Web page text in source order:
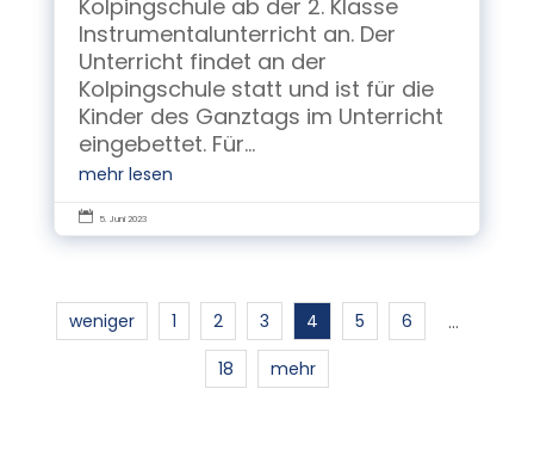
Kolpingschule ab der 2. Klasse
Instrumentalunterricht an. Der
Unterricht findet an der
Kolpingschule statt und ist für die
Kinder des Ganztags im Unterricht
eingebettet. Für...
mehr lesen
 5. Juni 2023
weniger 1 2 3 4 5 6
…
18
mehr